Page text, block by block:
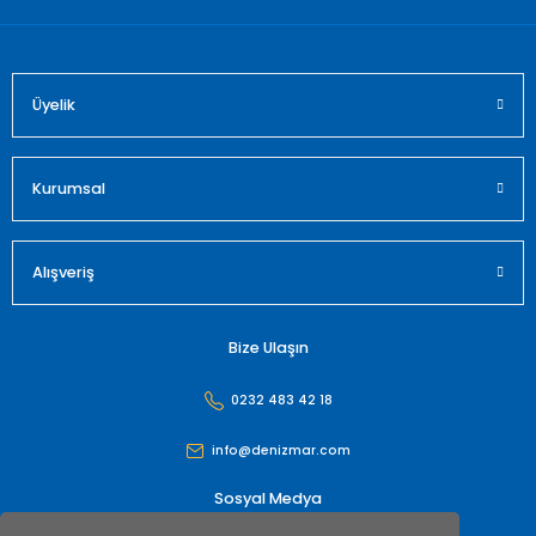
Üyelik
Kurumsal
Alışveriş
Bize Ulaşın
0232 483 42 18
info@denizmar.com
Sosyal Medya